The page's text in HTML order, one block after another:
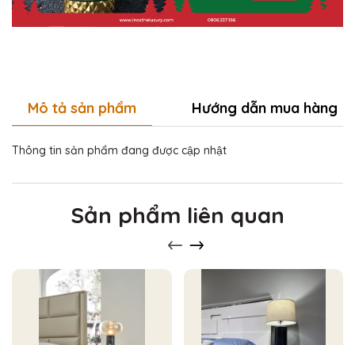
Mô tả sản phẩm Hướng dẫn mua hàng
Thông tin sản phẩm đang được cập nhật
Sản phẩm liên quan